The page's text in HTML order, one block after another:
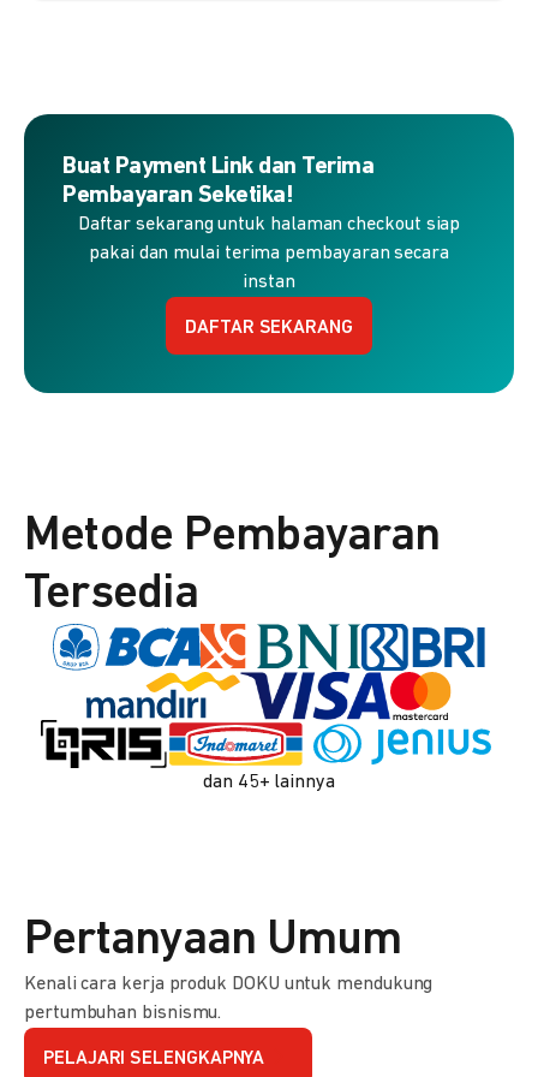
Buat Payment Link dan Terima
Pembayaran Seketika!
Daftar sekarang untuk halaman checkout siap
pakai dan mulai terima pembayaran secara
instan
DAFTAR SEKARANG
Metode Pembayaran
Tersedia
dan 45+ lainnya
Pertanyaan Umum
Kenali cara kerja produk DOKU untuk mendukung
pertumbuhan bisnismu.
PELAJARI SELENGKAPNYA